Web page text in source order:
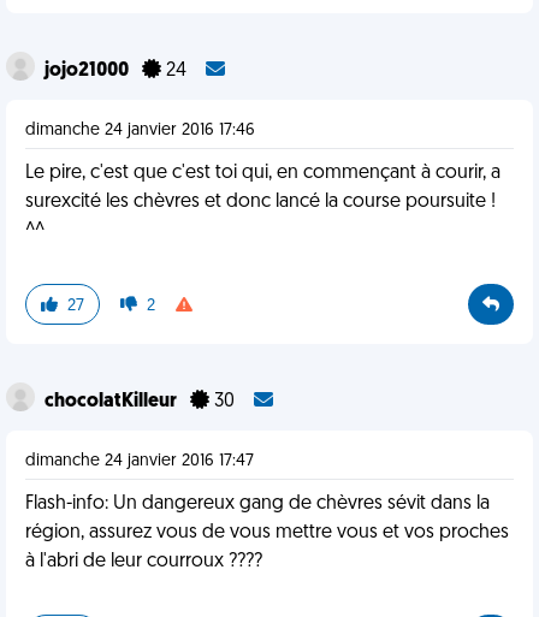
jojo21000 24
dimanche 24 janvier 2016 17:46
Le pire, c'est que c'est toi qui, en commençant à courir, a
surexcité les chèvres et donc lancé la course poursuite !
^^
27 2
chocolatKilleur 30
dimanche 24 janvier 2016 17:47
Flash-info: Un dangereux gang de chèvres sévit dans la
région, assurez vous de vous mettre vous et vos proches
à l'abri de leur courroux ????